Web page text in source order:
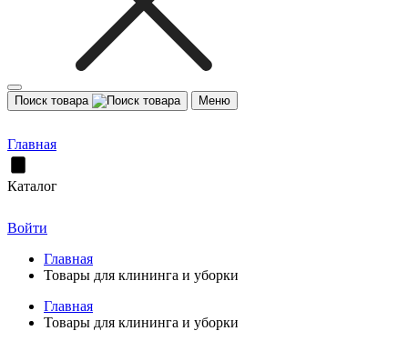
Поиск товара Меню
Главная
Каталог
Войти
Главная
Товары для клининга и уборки
Главная
Товары для клининга и уборки